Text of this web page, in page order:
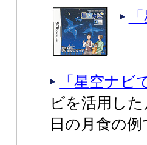
「星空ナビ
ビを活用し
日の月食の例